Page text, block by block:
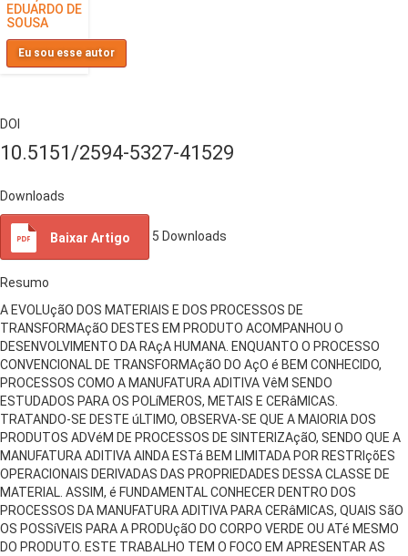
EDUARDO DE
SOUSA
Eu sou esse autor
DOI
10.5151/2594-5327-41529
Downloads
Baixar Artigo 5 Downloads
Resumo
A EVOLUçãO DOS MATERIAIS E DOS PROCESSOS DE
TRANSFORMAçãO DESTES EM PRODUTO ACOMPANHOU O
DESENVOLVIMENTO DA RAçA HUMANA. ENQUANTO O PROCESSO
CONVENCIONAL DE TRANSFORMAçãO DO AçO é BEM CONHECIDO,
PROCESSOS COMO A MANUFATURA ADITIVA VêM SENDO
ESTUDADOS PARA OS POLíMEROS, METAIS E CERâMICAS.
TRATANDO-SE DESTE úLTIMO, OBSERVA-SE QUE A MAIORIA DOS
PRODUTOS ADVéM DE PROCESSOS DE SINTERIZAçãO, SENDO QUE A
MANUFATURA ADITIVA AINDA ESTá BEM LIMITADA POR RESTRIçõES
OPERACIONAIS DERIVADAS DAS PROPRIEDADES DESSA CLASSE DE
MATERIAL. ASSIM, é FUNDAMENTAL CONHECER DENTRO DOS
PROCESSOS DA MANUFATURA ADITIVA PARA CERâMICAS, QUAIS SãO
OS POSSíVEIS PARA A PRODUçãO DO CORPO VERDE OU ATé MESMO
DO PRODUTO. ESTE TRABALHO TEM O FOCO EM APRESENTAR AS